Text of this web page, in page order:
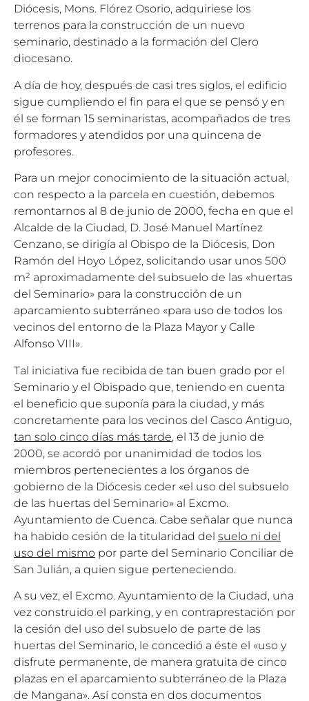
Diócesis, Mons. Flórez Osorio, adquiriese los
terrenos para la construcción de un nuevo
seminario, destinado a la formación del Clero
diocesano.
A día de hoy, después de casi tres siglos, el edificio
sigue cumpliendo el fin para el que se pensó y en
él se forman 15 seminaristas, acompañados de tres
formadores y atendidos por una quincena de
profesores.
Para un mejor conocimiento de la situación actual,
con respecto a la parcela en cuestión, debemos
remontarnos al 8 de junio de 2000, fecha en que el
Alcalde de la Ciudad, D. José Manuel Martínez
Cenzano, se dirigía al Obispo de la Diócesis, Don
Ramón del Hoyo López, solicitando usar unos 500
m² aproximadamente del subsuelo de las «huertas
del Seminario» para la construcción de un
aparcamiento subterráneo «para uso de todos los
vecinos del entorno de la Plaza Mayor y Calle
Alfonso VIII».
Tal iniciativa fue recibida de tan buen grado por el
Seminario y el Obispado que, teniendo en cuenta
el beneficio que suponía para la ciudad, y más
concretamente para los vecinos del Casco Antiguo,
tan solo cinco días más tarde, el 13 de junio de
2000, se acordó por unanimidad de todos los
miembros pertenecientes a los órganos de
gobierno de la Diócesis ceder «el uso del subsuelo
de las huertas del Seminario» al Excmo.
Ayuntamiento de Cuenca. Cabe señalar que nunca
ha habido cesión de la titularidad del suelo ni del
uso del mismo por parte del Seminario Conciliar de
San Julián, a quien sigue perteneciendo.
A su vez, el Excmo. Ayuntamiento de la Ciudad, una
vez construido el parking, y en contraprestación por
la cesión del uso del subsuelo de parte de las
huertas del Seminario, le concedió a éste el «uso y
disfrute permanente, de manera gratuita de cinco
plazas en el aparcamiento subterráneo de la Plaza
de Mangana». Así consta en dos documentos